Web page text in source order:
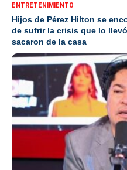
ENTRETENIMIENTO
Hijos de Pérez Hilton se
de sufrir la crisis que lo
sacaron de la casa